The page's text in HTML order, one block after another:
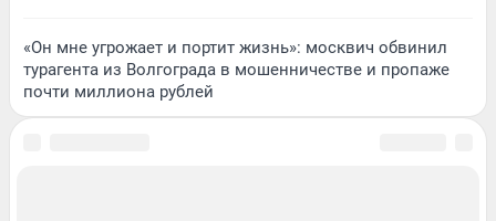
«Он мне угрожает и портит жизнь»: москвич обвинил
турагента из Волгограда в мошенничестве и пропаже
почти миллиона рублей